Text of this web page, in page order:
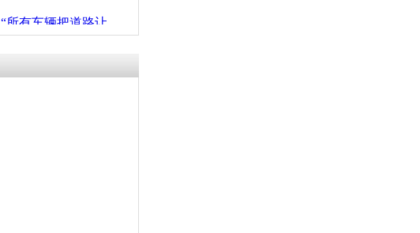
“所有车辆把道路让
开！”儿童突发疾病交